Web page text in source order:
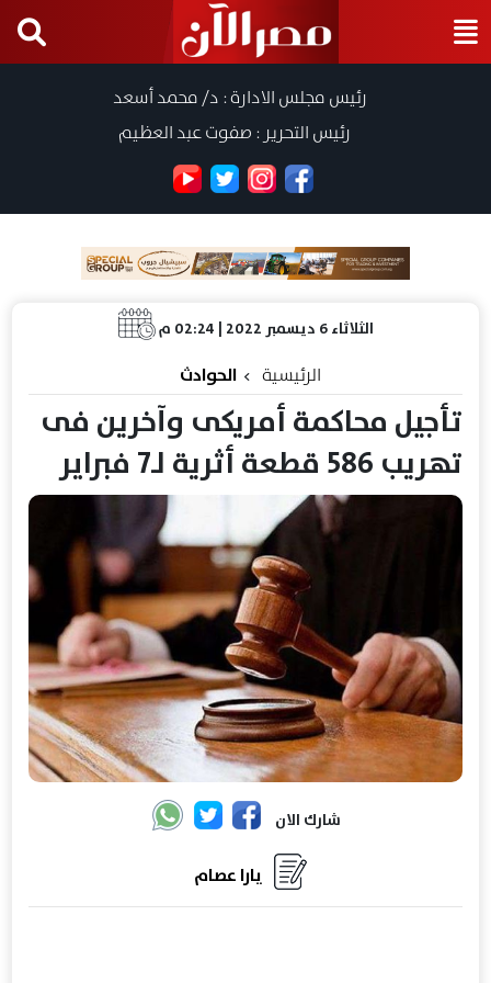
رئيس مجلس الادارة : د/ محمد أسعد
رئيس التحرير : صفوت عبد العظيم
الثلاثاء 6 ديسمبر 2022 | 02:24 م
الرئيسية الحوادث
تأجيل محاكمة أمريكى وآخرين فى
تهريب 586 قطعة أثرية لـ7 فبراير
شارك الان
يارا عصام